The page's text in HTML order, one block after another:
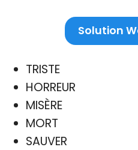
Solution
TRISTE
HORREUR
MISÈRE
MORT
SAUVER